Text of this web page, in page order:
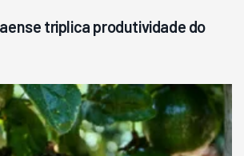
triplica produtividade do